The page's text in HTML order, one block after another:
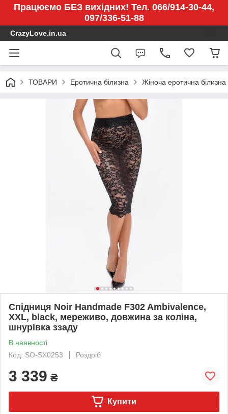
Працюємо БЕЗ вихідних! Тел. 066/914-30-44,
097/336-51-88
CrazyLove.in.ua
ТОВАРИ Еротична білизна Жіноча еротична білизна
Спідниця Noir Handmade F302 Ambivalence,
XXL, black, мереживо, довжина за коліна,
шнурівка ззаду
В наявності
Код: SO-SX0253
Роздріб
3 339 ₴
Купити